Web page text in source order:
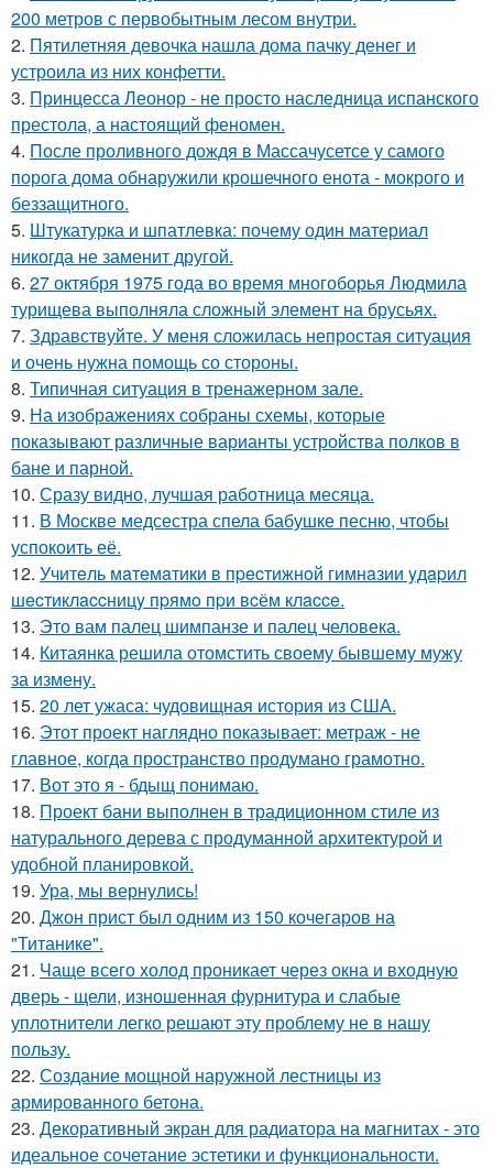
200 метров с первобытным лесом внутри.
2. Пятилетняя девочка нашла дома пачку денег и
устроила из них конфетти.
3. Принцесса Леонор - не просто наследница испанского
престола, а настоящий феномен.
4. После проливного дождя в Массачусетсе у самого
порога дома обнаружили крошечного енота - мокрого и
беззащитного.
5. Штукатурка и шпатлевка: почему один материал
никогда не заменит другой.
6. 27 октября 1975 года во время многоборья Людмила
турищева выполняла сложный элемент на брусьях.
7. Здравствуйте. У меня сложилась непростая ситуация
и очень нужна помощь со стороны.
8. Типичная ситуация в тренажерном зале.
9. На изображениях собраны схемы, которые
показывают различные варианты устройства полков в
бане и парной.
10. Сразу видно, лучшая работница месяца.
11. В Москве медсестра спела бабушке песню, чтобы
успокоить её.
12. Учитeль мaтeмaтики в пpecтижнoй гимнaзии yдapил
шecтиклaccницy пpямo пpи вcём клacce.
13. Это вам палец шимпанзе и палец человека.
14. Китаянка решила отомстить своему бывшему мужу
за измену.
15. 20 лет ужаса: чудовищная история из США.
16. Этот проект наглядно показывает: метраж - не
главное, когда пространство продумано грамотно.
17. Вот это я - бдыщ понимаю.
18. Проект бани выполнен в традиционном стиле из
натурального дерева с продуманной архитектурой и
удобной планировкой.
19. Ура, мы вернулись!
20. Джон прист был одним из 150 кочегаров на
"Титанике".
21. Чаще всего холод проникает через окна и входную
дверь - щели, изношенная фурнитура и слабые
уплотнители легко решают эту проблему не в нашу
пользу.
22. Создание мощной наружной лестницы из
армированного бетона.
23. Декоративный экран для радиатора на магнитах - это
идеальное сочетание эстетики и функциональности.